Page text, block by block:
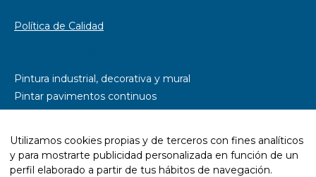
Política de Calidad
Pintura industrial, decorativa y mural
Pintar pavimentos continuos
Pintar pistas deportivas
Señalética y rotulación
Utilizamos cookies propias y de terceros con fines analíticos
y para mostrarte publicidad personalizada en función de un
perfil elaborado a partir de tus hábitos de navegación.